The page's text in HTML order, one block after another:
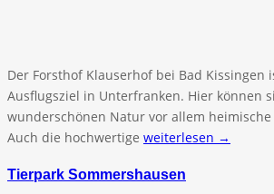
Der Forsthof Klauserhof bei Bad Kissingen
Ausflugsziel in Unterfranken. Hier können
wunderschönen Natur vor allem
Auch die hochwertige weiterlesen →
Tierpark Sommershausen